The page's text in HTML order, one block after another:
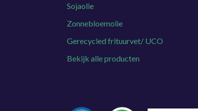
Sojaolie
Zonnebloemolie
Gerecycled frituurvet/ UCO
Bekijk alle producten